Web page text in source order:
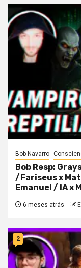
Bob Navarro
Bob Resp:
/Fariseus x
Emanuel / IA x
6 meses atrás
2